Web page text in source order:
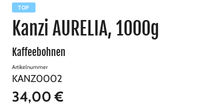
TOP
Kanzi AURELIA, 1000g
Kaffeebohnen
Artikelnummer
KANZ0002
34,00 €